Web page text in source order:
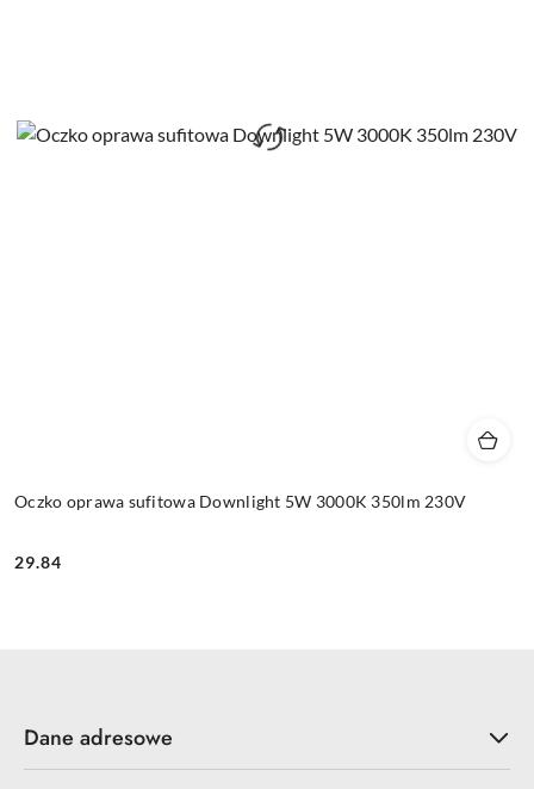
Oczko oprawa sufitowa Downlight 5W 3000K 350lm 230V
Cena:
29.84
Dane adresowe